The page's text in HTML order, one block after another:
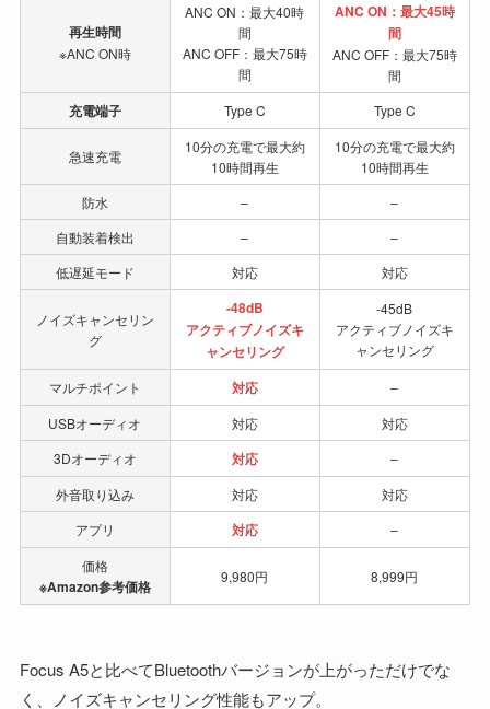
再生時間
※ANC ON時
ANC ON：最大40時
間
ANC OFF：最大75時
間
ANC ON：最大45時
間
ANC OFF：最大75時
間
充電端子 Type C Type C
急速充電
10分の充電で最大約
10時間再生
10分の充電で最大約
10時間再生
防水
–
–
自動装着検出
–
–
低遅延モード
対応 対応
ノイズキャンセリン
グ
-48dB
アクティブノイズキ
ャンセリング
-45dB
アクティブノイズキ
ャンセリング
マルチポイント
対応
–
USBオーディオ
対応
対応
3Dオーディオ
対応
–
外音取り込み
対応
対応
アプリ
対応
–
価格
※Amazon参考価格
9,980円 8,999円
Focus A5と比べてBluetoothバージョンが上がっただけでな
く、ノイズキャンセリング性能もアップ。